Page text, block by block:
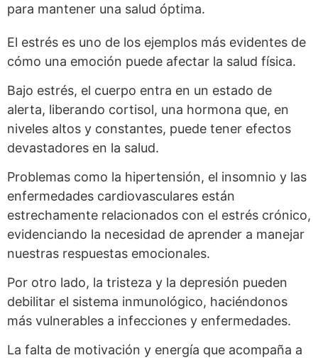
para mantener una salud óptima.
El estrés es uno de los ejemplos más evidentes de
cómo una emoción puede afectar la salud física.
Bajo estrés, el cuerpo entra en un estado de
alerta, liberando cortisol, una hormona que, en
niveles altos y constantes, puede tener efectos
devastadores en la salud.
Problemas como la hipertensión, el insomnio y las
enfermedades cardiovasculares están
estrechamente relacionados con el estrés crónico,
evidenciando la necesidad de aprender a manejar
nuestras respuestas emocionales.
Por otro lado, la tristeza y la depresión pueden
debilitar el sistema inmunológico, haciéndonos
más vulnerables a infecciones y enfermedades.
La falta de motivación y energía que acompaña a